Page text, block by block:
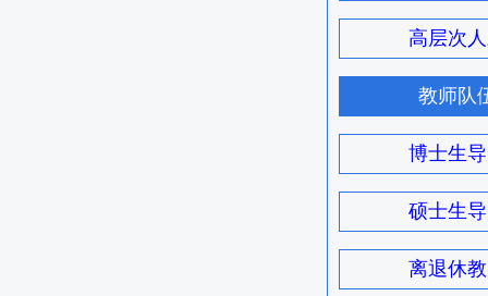
高层次
教师队
博士生
硕士生
离退休